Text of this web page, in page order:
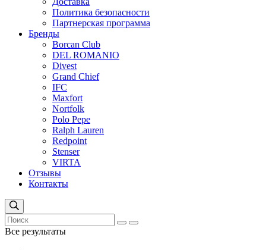
Политика безопасности
Партнерская программа
Бренды
Borcan Club
DEL ROMANIO
Divest
Grand Chief
IFC
Maxfort
Nortfolk
Polo Pepe
Ralph Lauren
Redpoint
Stenser
VIRTA
Отзывы
Контакты
Все результаты